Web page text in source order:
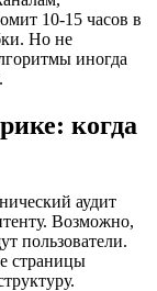
10-15 часов в
Но не
иногда
когда
аудит
Возможно,
пользователи.
страницы